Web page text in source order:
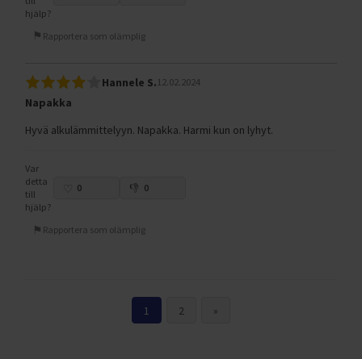
hjälp?
Rapportera som olämplig
Hannele S. 12.02.2024
Napakka
Hyvä alkulämmittelyyn. Napakka. Harmi kun on lyhyt.
Var
detta
till
hjälp?
0 0
Rapportera som olämplig
1 2 »